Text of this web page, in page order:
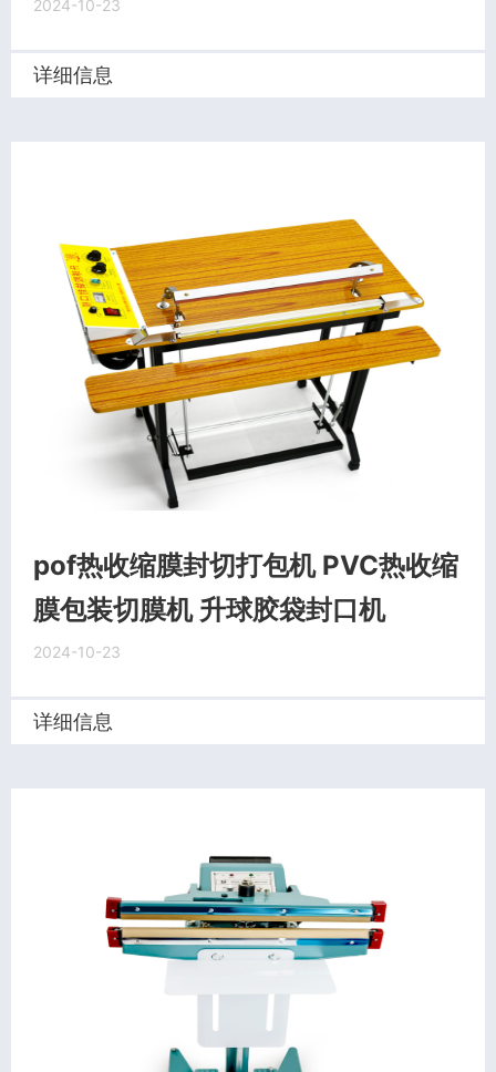
2024-10-23
详细信息
pof热收缩膜封切打包机 PVC热收缩
膜包装切膜机 升球胶袋封口机
2024-10-23
详细信息